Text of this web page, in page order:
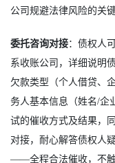
公司规避法律风险的关键
委托咨询对接：债权人
系收账公司，详细说明
欠款类型（个人借贷、
务人基本信息（姓名/企
试的催收方式及结果，
对接，耐心解答债权人
——全程合法催收，不触